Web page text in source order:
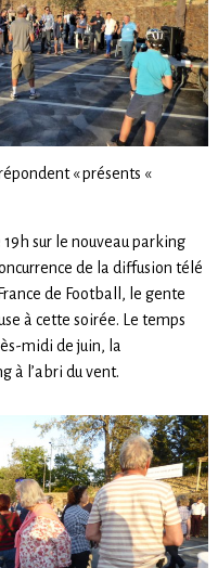
répondent « présents «
sur le nouveau parking
de la diffusion télé
de Football, le gente
à cette soirée. Le temps
midi de juin, la
à l’abri du vent.